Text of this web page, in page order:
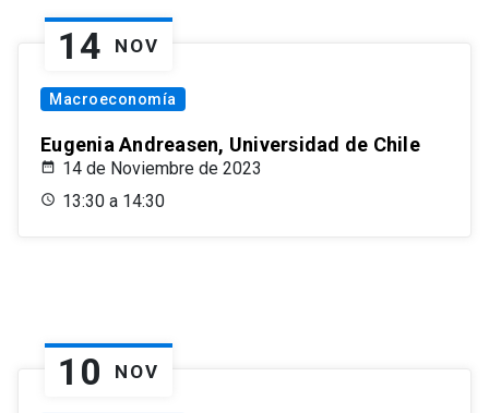
14 NOV
Macroeconomía
Eugenia Andreasen, Universidad de Chile
14 de Noviembre de 2023
13:30 a 14:30
10 NOV